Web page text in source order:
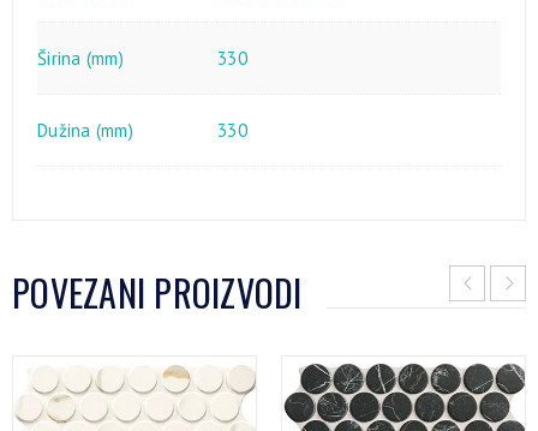
Širina (mm) 330
Dužina (mm) 330
POVEZANI PROIZVODI